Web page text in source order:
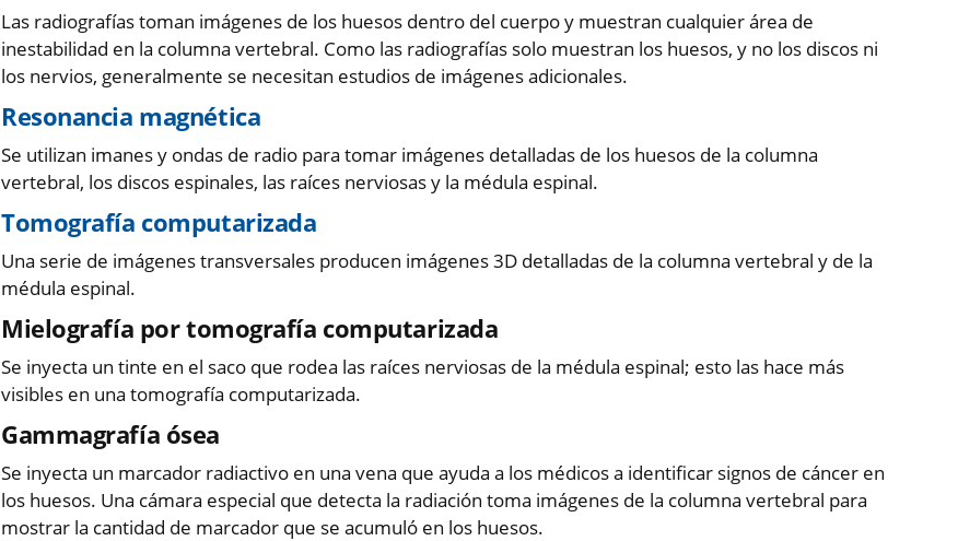
Las radiografías toman imágenes de los huesos dentro del cuerpo y muestran cualquier área de
inestabilidad en la columna vertebral. Como las radiografías solo muestran los huesos, y no los discos ni
los nervios, generalmente se necesitan estudios de imágenes adicionales.
Resonancia magnética
Se utilizan imanes y ondas de radio para tomar imágenes detalladas de los huesos de la columna
vertebral, los discos espinales, las raíces nerviosas y la médula espinal.
Tomografía computarizada
Una serie de imágenes transversales producen imágenes 3D detalladas de la columna vertebral y de la
médula espinal.
Mielografía por tomografía computarizada
Se inyecta un tinte en el saco que rodea las raíces nerviosas de la médula espinal; esto las hace más
visibles en una tomografía computarizada.
Gammagrafía ósea
Se inyecta un marcador radiactivo en una vena que ayuda a los médicos a identificar signos de cáncer en
los huesos. Una cámara especial que detecta la radiación toma imágenes de la columna vertebral para
mostrar la cantidad de marcador que se acumuló en los huesos.